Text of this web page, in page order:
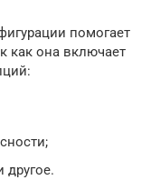
помогает
как она включает
другое.